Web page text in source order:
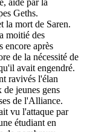
aidé par la
Geths.
la mort de Saren.
moitié des
encore après
de la nécessité de
avait engendré.
ravivés l'élan
jeunes gens
de l'Alliance.
vu l'attaque par
étudiant en